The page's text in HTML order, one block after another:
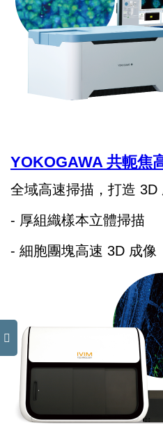
YOKOGAWA 共軛焦
全域高速掃描，打造 3D
- 厚組織樣本立體掃描
- 細胞團塊高速 3D 成像